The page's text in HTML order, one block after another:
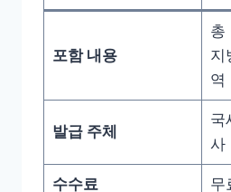
포함 내용
총
지
역
발급 주체
국
사
수수료 무